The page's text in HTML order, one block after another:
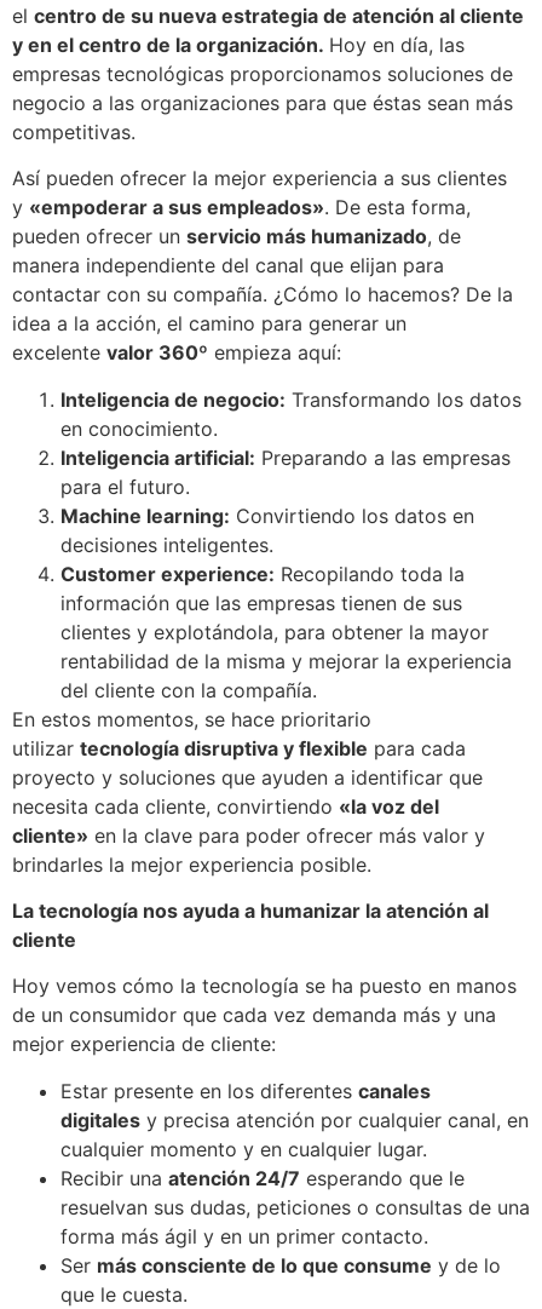
el centro de su nueva estrategia de atención al cliente
y en el centro de la organización. Hoy en día, las
empresas tecnológicas proporcionamos soluciones de
negocio a las organizaciones para que éstas sean más
competitivas.
Así pueden ofrecer la mejor experiencia a sus clientes
y «empoderar a sus empleados». De esta forma,
pueden ofrecer un servicio más humanizado, de
manera independiente del canal que elijan para
contactar con su compañía. ¿Cómo lo hacemos? De la
idea a la acción, el camino para generar un
excelente valor 360º empieza aquí:
Inteligencia de negocio: Transformando los datos
en conocimiento.
Inteligencia artificial: Preparando a las empresas
para el futuro.
Machine learning: Convirtiendo los datos en
decisiones inteligentes.
Customer experience: Recopilando toda la
información que las empresas tienen de sus
clientes y explotándola, para obtener la mayor
rentabilidad de la misma y mejorar la experiencia
del cliente con la compañía.
En estos momentos, se hace prioritario
utilizar tecnología disruptiva y flexible para cada
proyecto​ y soluciones que ayuden a identificar que
necesita cada cliente, convirtiendo «la voz del
cliente» en la clave para poder ofrecer más valor y
brindarles la mejor experiencia posible.
La tecnología nos ayuda a humanizar la atención al
cliente
Hoy vemos cómo la tecnología se ha puesto en manos
de un consumidor que cada vez demanda más y una
mejor experiencia de cliente:
Estar presente en los diferentes canales
digitales y precisa atención por cualquier canal, en
cualquier momento y en cualquier lugar.
Recibir una atención 24/7 esperando que le
resuelvan sus dudas, peticiones o consultas de una
forma más ágil y en un primer contacto.
Ser más consciente de lo que consume y de lo
que le cuesta.